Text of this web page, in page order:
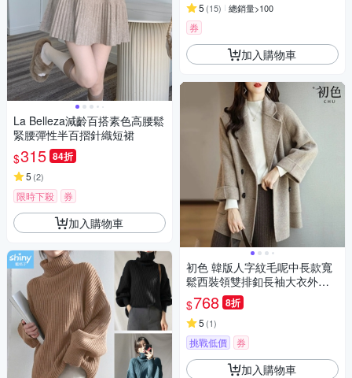
La Belleza減齡百搭素色高腰鬆
緊腰彈性半百摺針織短裙
$315 84折
5 (2)
限時下殺 券
加入購物車
5 (15) 總銷量>100
券
加入購物車
初色 韓版人字紋毛呢中長款寬
鬆西裝領雙排釦長袖大衣外套
女外套-共3色-38763(M-4XL可
選)
$768 8折
5 (1)
挑戰低價 券
加入購物車